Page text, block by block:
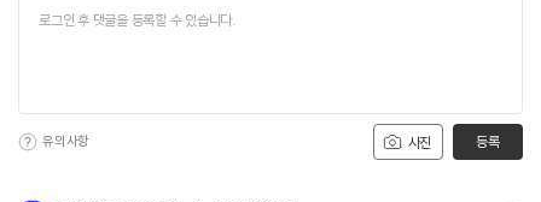
사진
유의사항 등록